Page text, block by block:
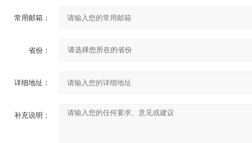
常用邮箱：
省份：
详细地址：
补充说明：